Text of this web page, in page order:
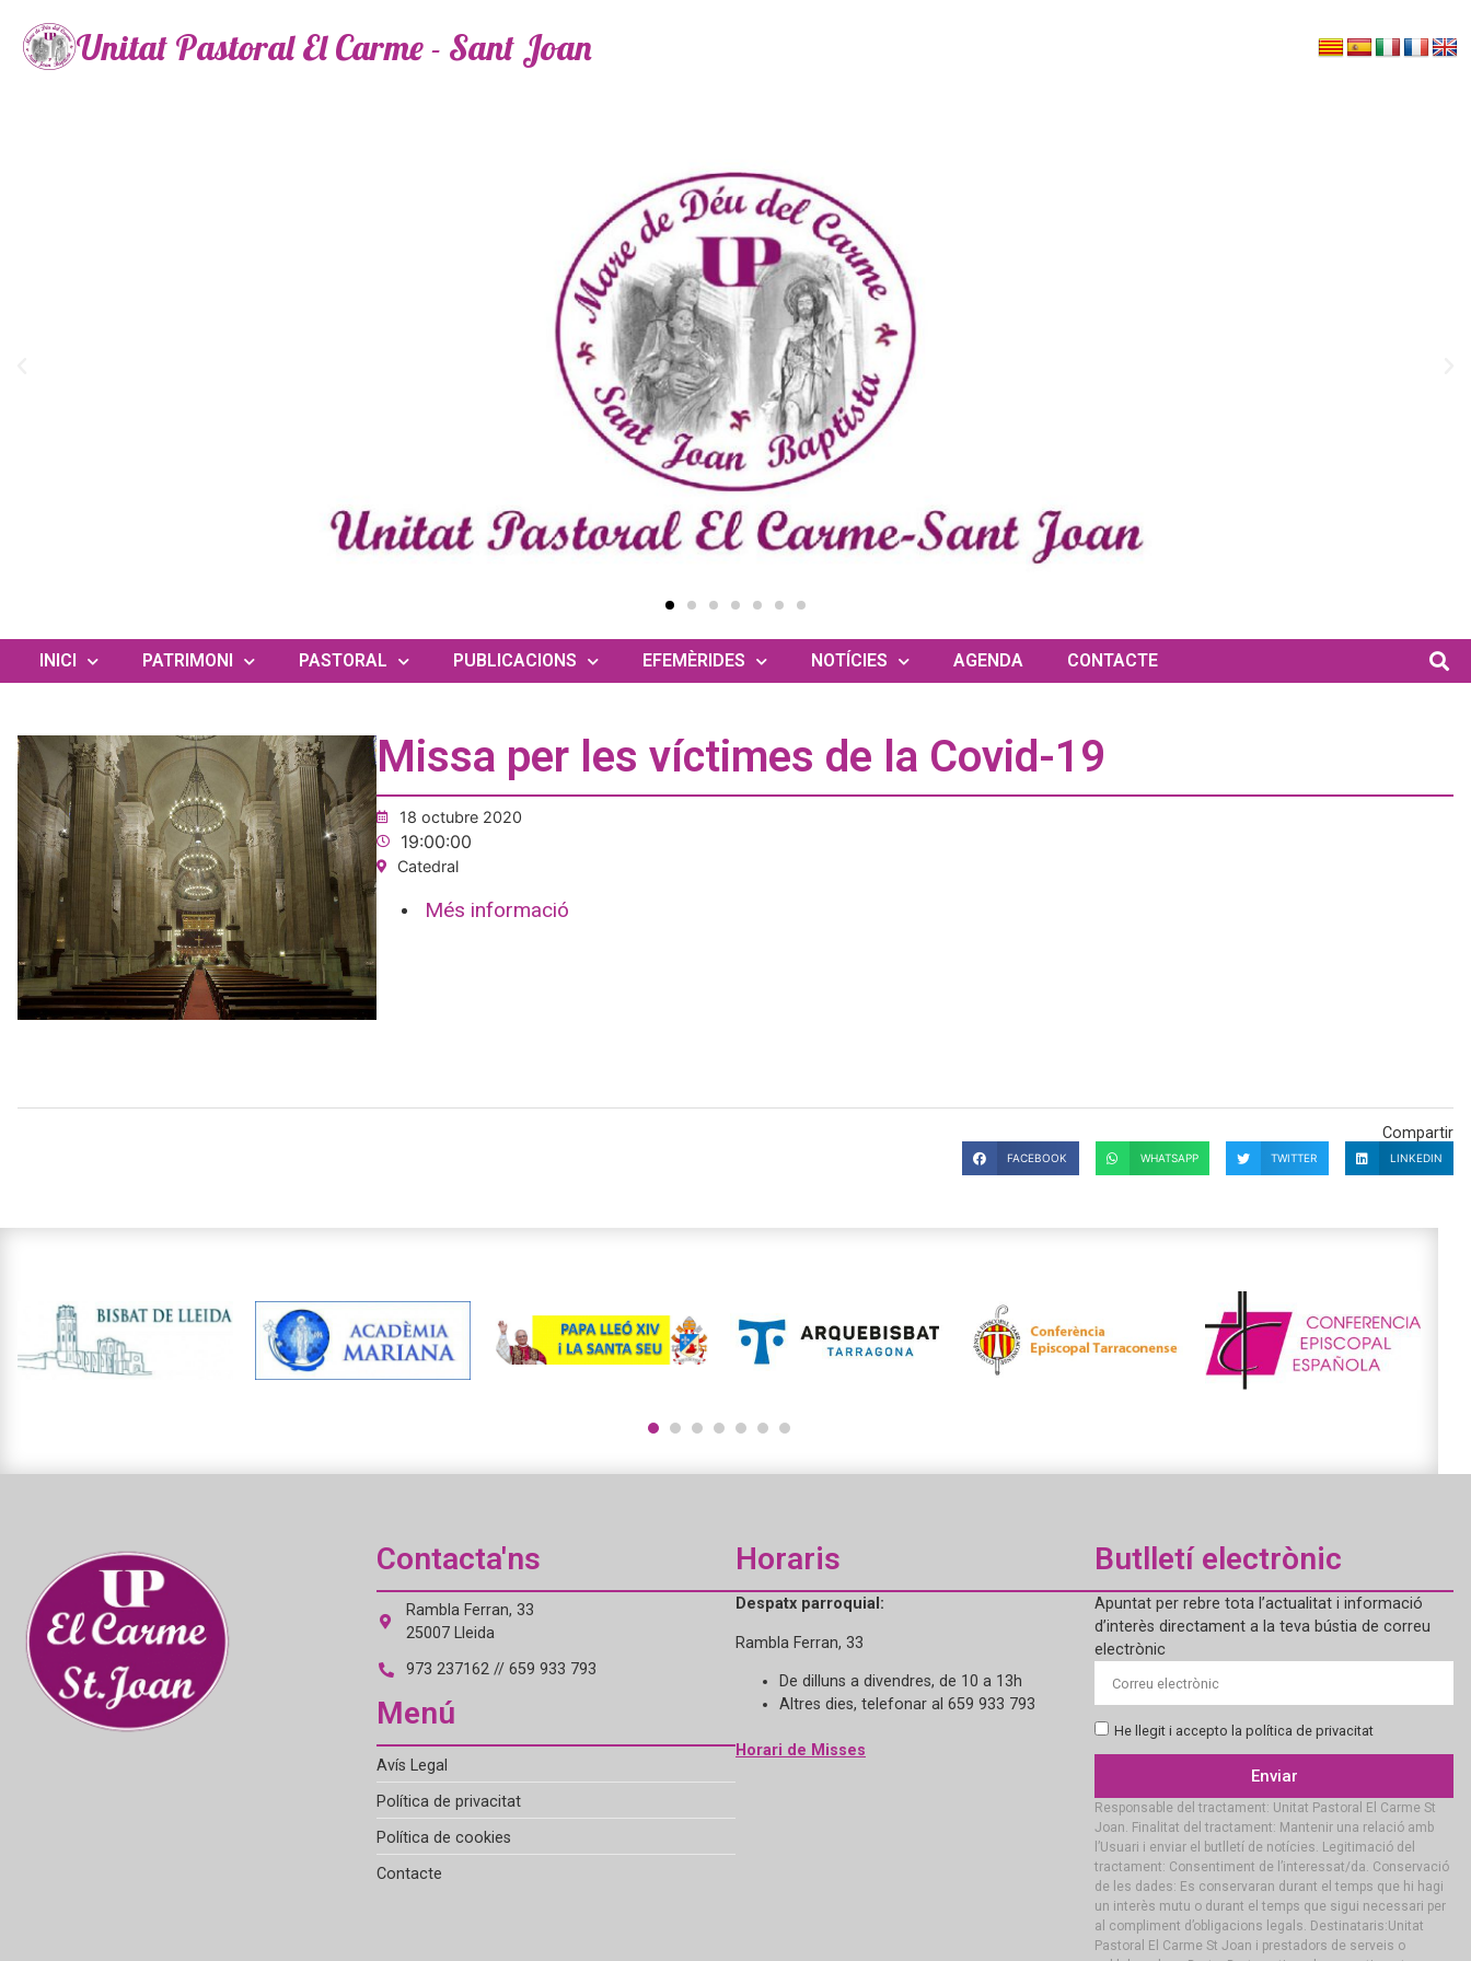
Unitat Pastoral El Carme - Sant Joan
INICI PATRIMONI PASTORAL PUBLICACIONS EFEMÈRIDES NOTÍCIES AGENDA CONTACTE
Missa per les víctimes de la Covid-19
18 octubre 2020
19:00:00
Catedral
Més informació
Compartir
FACEBOOK WHATSAPP TWITTER LINKEDIN
Contacta'ns
Rambla Ferran, 33
25007 Lleida
973 237162 // 659 933 793
Menú
Avís Legal
Política de privacitat
Política de cookies
Contacte
Horaris
Despatx parroquial:
Rambla Ferran, 33
De dilluns a divendres, de 10 a 13h
Altres dies, telefonar al 659 933 793
Horari de Misses
Butlletí electrònic
Apuntat per rebre tota l’actualitat i informació
d’interès directament a la teva bústia de correu
electrònic
He llegit i accepto la política de privacitat
Enviar
Responsable del tractament: Unitat Pastoral El Carme St
Joan. Finalitat del tractament: Mantenir una relació amb
l’Usuari i enviar el butlletí de notícies. Legitimació del
tractament: Consentiment de l’interessat/da. Conservació
de les dades: Es conservaran durant el temps que hi hagi
un interès mutu o durant el temps que sigui necessari per
al compliment d’obligacions legals. Destinataris:Unitat
Pastoral El Carme St Joan i prestadors de serveis o